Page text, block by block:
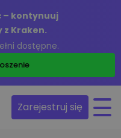
– kontynuuj
Kraken.
dostępne.
Zarejestruj się